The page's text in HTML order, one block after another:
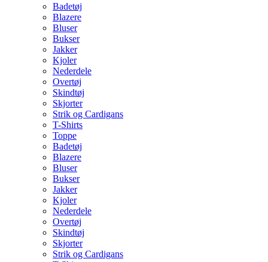
Badetøj
Blazere
Bluser
Bukser
Jakker
Kjoler
Nederdele
Overtøj
Skindtøj
Skjorter
Strik og Cardigans
T-Shirts
Toppe
Badetøj
Blazere
Bluser
Bukser
Jakker
Kjoler
Nederdele
Overtøj
Skindtøj
Skjorter
Strik og Cardigans